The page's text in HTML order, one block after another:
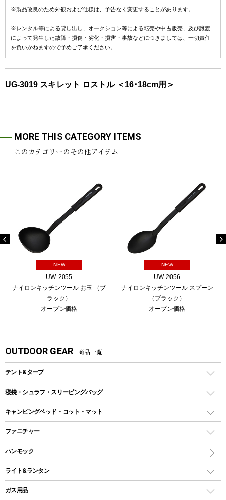
※製品改良のため外観および仕様は、予告なく変更することがあります。
※レンタル等による貸し出し、オークション等による転売や中古販売、及び譲渡
によって発生した故障・損傷・劣化・損害・事故などにつきましては、一切責任
を負いかねますので予めご了承ください。
UG-3019 スキレット ロストル ＜16･18cm用＞
MORE THIS CATEGORY ITEMS
このカテゴリーのその他アイテム
NEW
UW-2055
ナイロンキッチンツール お玉 （ブ
ラック）
オープン価格
NEW
UW-2056
ナイロンキッチンツール スプーン
（ブラック）
オープン価格
OUTDOOR GEAR 商品一覧
テント&タープ
テント
ツールームテント
ワンポールテント
シェルターテント
ロッジ型・オリジナルテント
寝袋・シュラフ・スリーピングバッグ
レクタングラー型（封筒型）シュラフ
インナーシュラフ
キャンピングベッド・コット・マット
キャンピングベッド・コット
インフレータブルマット
ファニチャー
アウトドアテーブル
レジャーシート
ハンモック
ライト&ランタン
LEDランタン
ガス用品